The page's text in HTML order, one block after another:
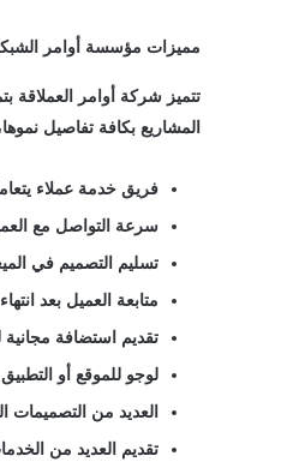
مميزات مؤسسة أوامر
تتميز شركة أوامر العملاقة
المشاريع بكافة تفاصيل
فريق خدمة عملاء
سرعة التواصل مع
تسليم التصميم في
متابعة العميل بعد
تقديم استضافة مجانية
لوجو للموقع أو
العديد من التصميمات
تقديم العديد من